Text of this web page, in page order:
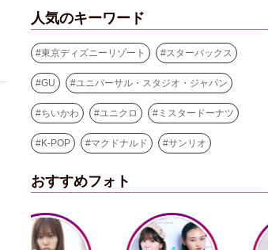
人気のキーワード
#東京ディズニーリゾート #スターバックス
#GU #ユニバーサル・スタジオ・ジャパン
#ちいかわ #ユニクロ # ミスタードーナツ
#K-POP #マクドナルド #サンリオ
おすすめフォト